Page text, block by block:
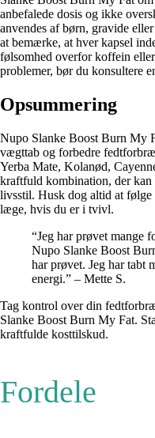
anbefalede dosis og ikke
anvendes af børn, gravide
at bemærke, at hver kapsel
følsomhed overfor koffein
problemer, bør du konsultere
Opsummering
Nupo Slanke Boost Burn My
vægttab og forbedre
Yerba Mate, Kolanød,
kraftfuld kombination, der kan
livsstil. Husk dog altid at følge
læge, hvis du er i tvivl.
“Jeg har prøvet mange
Nupo Slanke Boost
har prøvet. Jeg har tabt
energi.” – Mette S.
Tag kontrol over din
Slanke Boost Burn My Fat.
kraftfulde kosttilskud.
Fordele